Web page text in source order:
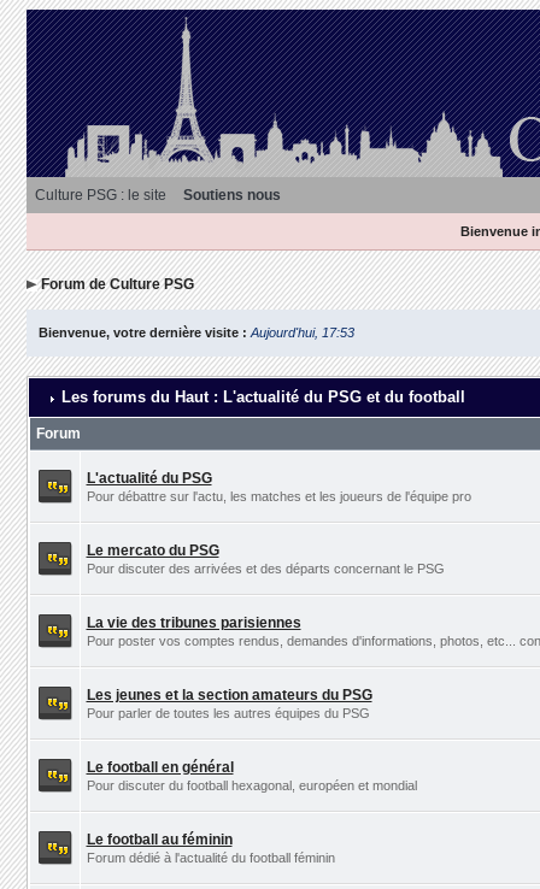
Culture PSG : le site Soutiens nous
Bienvenue
Forum de Culture PSG
Bienvenue, votre dernière visite : Aujourd'hui, 17:53
Les forums du Haut : L'actualité du PSG et du football
Forum
L'actualité du PSG
Pour débattre sur l'actu, les matches et les joueurs de l'équipe pro
Le mercato du PSG
Pour discuter des arrivées et des départs concernant le PSG
La vie des tribunes parisiennes
Pour poster vos comptes rendus, demandes d'informations, photos, etc...
Les jeunes et la section amateurs du PSG
Pour parler de toutes les autres équipes du PSG
Le football en général
Pour discuter du football hexagonal, européen et mondial
Le football au féminin
Forum dédié à l'actualité du football féminin